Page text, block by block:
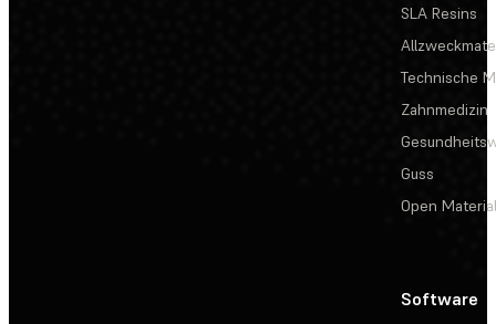
SLA Resins
Technische
Zahnmedizin
Guss
Open
Software